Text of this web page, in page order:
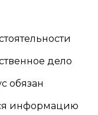
дело
обязан
информацию